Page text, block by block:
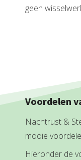
geen
Voordelen
Nachtrust &
mooie
Hieronder de